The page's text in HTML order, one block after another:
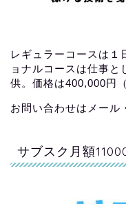
レギュラーコースは１
ョナルコースは仕事と
供。価格は400,000円
お問い合わせはメール
サブスク月額